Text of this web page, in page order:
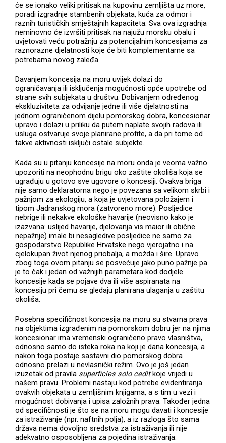
će se ionako veliki pritisak na kupovinu zemljišta uz more,
poradi izgradnje stambenih objekata, kuća za odmor i
raznih turističkih smještajnih kapaciteta. Sva ova izgradnja
neminovno će izvršiti pritisak na najužu morsku obalu i
uvjetovati veću potražnju za potencijalnim koncesijama za
raznorazne djelatnosti koje će biti komplementarne sa
potrebama novog zaleđa.
Davanjem koncesija na moru uvijek dolazi do
ograničavanja ili isključenja mogućnosti opće upotrebe od
strane svih subjekata u društvu. Dobivanjem određenog
ekskluziviteta za odvijanje jedne ili više djelatnosti na
jednom ograničenom dijelu pomorskog dobra, koncesionar
upravo i dolazi u priliku da putem naplate svojih radova ili
usluga ostvaruje svoje planirane profite, a da pri tome od
takve aktivnosti isključi ostale subjekte.
Kada su u pitanju koncesije na moru onda je veoma važno
upozoriti na neophodnu brigu oko zaštite okoliša koja se
ugrađuju u gotovo sve ugovore o koncesiji. Ovakva briga
nije samo deklaratorna nego je povezana sa velikom skrbi i
pažnjom za ekologiju, a koja je uvjetovana položajem i
tipom Jadranskog mora (zatvoreno more). Posljedice
nebrige ili nekakve ekološke havarije (neovisno kako je
izazvana: uslijed havarije, djelovanja vis maior ili obične
nepažnje) imale bi nesagledive posljedice ne samo za
gospodarstvo Republike Hrvatske nego vjerojatno i na
cjelokupan život njenog priobalja, a možda i šire. Upravo
zbog toga ovom pitanju se posvećuje jako puno pažnje pa
je to čak i jedan od važnijih parametara kod dodjele
koncesije kada se pojave dva ili više aspiranata na
koncesiju pri čemu se gledaju planirana ulaganja u zaštitu
okoliša.
Posebna specifičnost koncesija na moru su stvarna prava
na objektima izgrađenim na pomorskom dobru jer na njima
koncesionar ima vremenski ograničeno pravo vlasništva,
odnosno samo do isteka roka na koji je dana koncesija, a
nakon toga postaje sastavni dio pomorskog dobra
odnosno prelazi u nevlasnički režim. Ovo je još jedan
izuzetak od pravila superficies solo ceditkoje vrijedi u
našem pravu. Problemi nastaju kod potrebe evidentiranja
ovakvih objekata u zemljišnim knjigama, a s tim u vezi i
mogućnost dobivanja i upisa založnih prava. Također jedna
od specifičnosti je što se na moru mogu davati i koncesije
za istraživanje (npr. naftnih polja), a iz razloga što sama
država nema dovoljno sredstva za istraživanja ili nije
adekvatno osposobljena za pojedina istraživanja.